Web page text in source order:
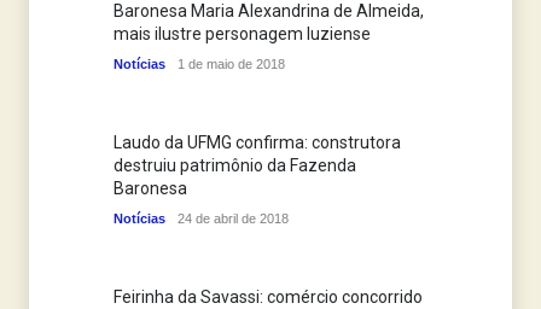
Baronesa Maria Alexandrina de Almeida,
mais ilustre personagem luziense
Notícias 1 de maio de 2018
Laudo da UFMG confirma: construtora
destruiu patrimônio da Fazenda
Baronesa
Notícias 24 de abril de 2018
Feirinha da Savassi: comércio concorrido